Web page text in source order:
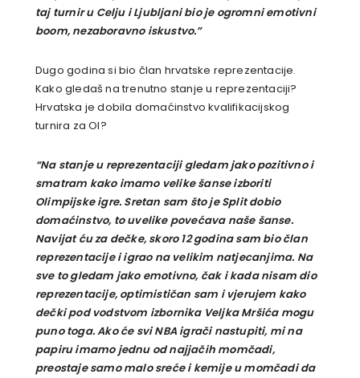
taj turnir u Celju i Ljubljani bio je ogromni emotivni
boom, nezaboravno iskustvo.”
Dugo godina si bio član hrvatske reprezentacije.
Kako gledaš na trenutno stanje u reprezentaciji?
Hrvatska je dobila domaćinstvo kvalifikacijskog
turnira za OI?
“Na stanje u reprezentaciji gledam jako pozitivno i
smatram kako imamo velike šanse izboriti
Olimpijske igre. Sretan sam što je Split dobio
domaćinstvo, to uvelike povećava naše šanse.
Navijat ću za dečke, skoro 12 godina sam bio član
reprezentacije i igrao na velikim natjecanjima. Na
sve to gledam jako emotivno, čak i kada nisam dio
reprezentacije, optimističan sam i vjerujem kako
dečki pod vodstvom izbornika Veljka Mršića mogu
puno toga. Ako će svi NBA igrači nastupiti, mi na
papiru imamo jednu od najjačih momčadi,
preostaje samo malo sreće i kemije u momčadi da